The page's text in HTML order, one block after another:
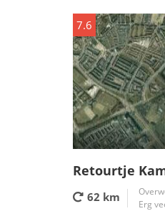
7.6
Retourtje
62 km
Erg